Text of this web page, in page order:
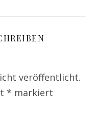
veröffentlicht.
* markiert